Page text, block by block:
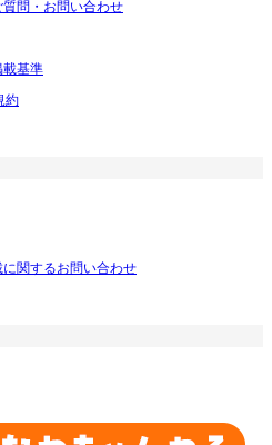
質問・お問い合わせ
載基準
約
関するお問い合わせ